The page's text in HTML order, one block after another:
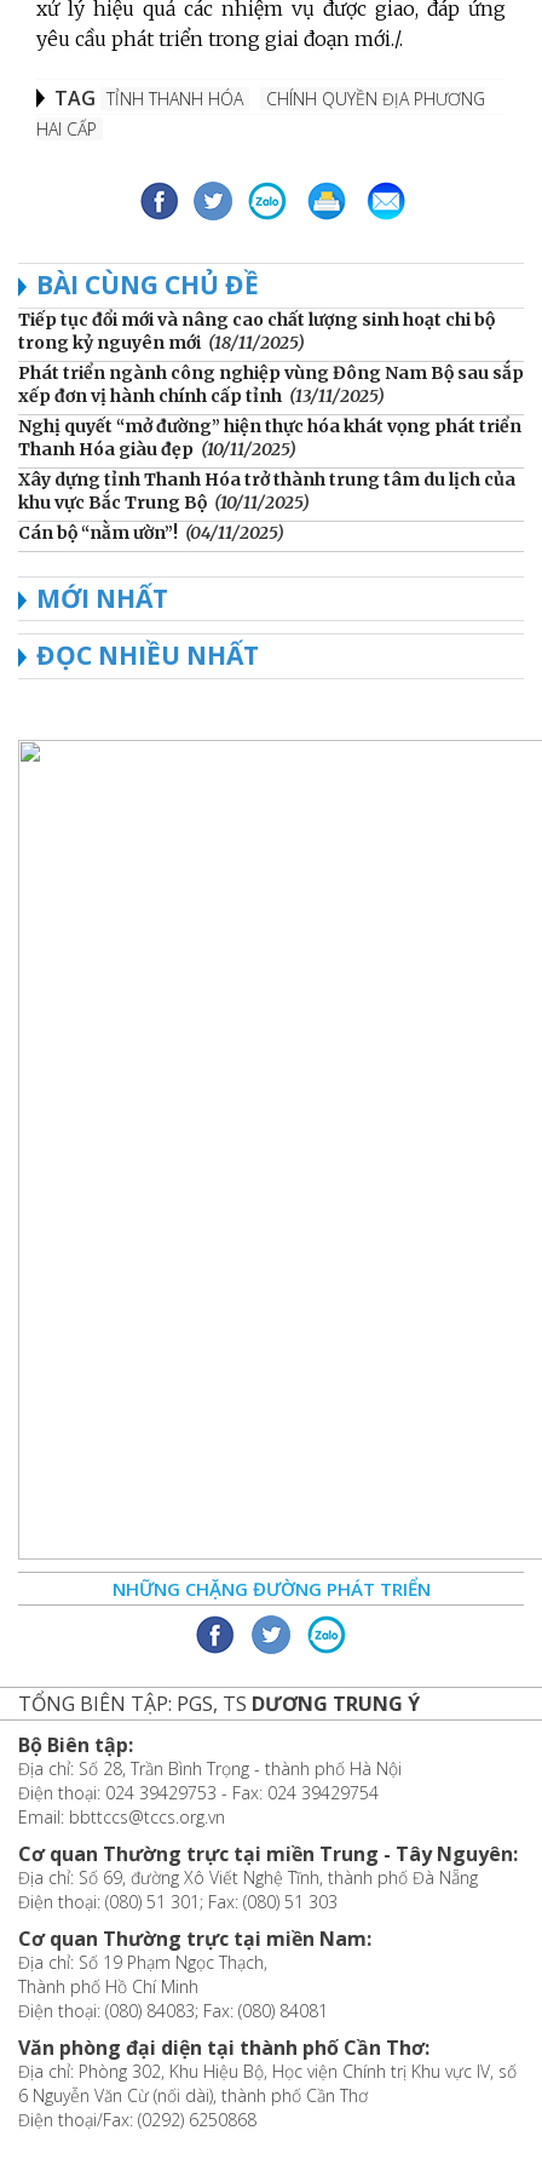
xử lý hiệu quả các nhiệm vụ được giao, đáp ứng
yêu cầu phát triển trong giai đoạn mới./.
TAG TỈNH THANH HÓA
CHÍNH QUYỀN ĐỊA PHƯƠNG
HAI CẤP
BÀI CÙNG CHỦ ĐỀ
Tiếp tục đổi mới và nâng cao chất lượng sinh hoạt chi bộ
trong kỷ nguyên mới (18/11/2025)
Phát triển ngành công nghiệp vùng Đông Nam Bộ sau sắp
xếp đơn vị hành chính cấp tỉnh (13/11/2025)
Nghị quyết “mở đường” hiện thực hóa khát vọng phát triển
Thanh Hóa giàu đẹp (10/11/2025)
Xây dựng tỉnh Thanh Hóa trở thành trung tâm du lịch của
khu vực Bắc Trung Bộ (10/11/2025)
Cán bộ “nằm ườn”! (04/11/2025)
MỚI NHẤT
ĐỌC NHIỀU NHẤT
NHỮNG CHẶNG ĐƯỜNG PHÁT TRIỂN
TỔNG BIÊN TẬP: PGS, TS DƯƠNG TRUNG Ý
Bộ Biên tập:
Địa chỉ: Số 28, Trần Bình Trọng - thành phố Hà Nội
Điện thoại: 024 39429753 - Fax: 024 39429754
Email: bbttccs@tccs.org.vn
Cơ quan Thường trực tại miền Trung - Tây Nguyên:
Địa chỉ: Số 69, đường Xô Viết Nghệ Tĩnh, thành phố Đà Nẵng
Điện thoại: (080) 51 301; Fax: (080) 51 303
Cơ quan Thường trực tại miền Nam:
Địa chỉ: Số 19 Phạm Ngọc Thạch,
Thành phố Hồ Chí Minh
Điện thoại: (080) 84083; Fax: (080) 84081
Văn phòng đại diện tại thành phố Cần Thơ:
Địa chỉ: Phòng 302, Khu Hiệu Bộ, Học viện Chính trị Khu vực IV, số
6 Nguyễn Văn Cừ (nối dài), thành phố Cần Thơ
Điện thoại/Fax: (0292) 6250868